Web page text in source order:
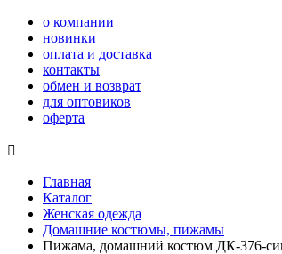
о компании
новинки
оплата и доставка
контакты
обмен и возврат
для оптовиков
оферта

Главная
Каталог
Женская одежда
Домашние костюмы, пижамы
Пижама, домашний костюм ДК-376-